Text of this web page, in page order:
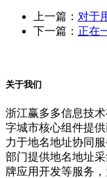
上一篇： 对于
下一篇： 正在
关于我们
浙江赢多多信息技
字城市核心组件提
力于地名地址协同
部门提供地名地址
牌应用开发等服务